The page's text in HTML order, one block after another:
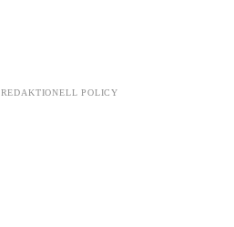
REDAKTIONELL POLICY